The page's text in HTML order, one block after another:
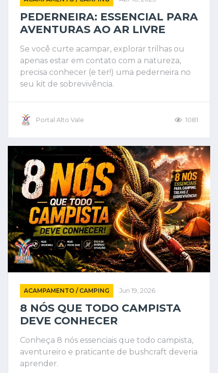
PEDERNEIRA: ESSENCIAL PARA
AVENTURAS AO AR LIVRE
Se você curte acampar, explorar trilhas ou
apenas estar em contato com a natureza,
precisa conhecer (e ter!) uma pederneira no
seu kit de sobrevivência.
Portal Alto Vale 1081
ACAMPAMENTO / CAMPING Jun 19, 2026
8 NÓS QUE TODO CAMPISTA
DEVE CONHECER
Conheça 8 nós essenciais que todo campista,
aventureiro e praticante de bushcraft deveria
aprender.